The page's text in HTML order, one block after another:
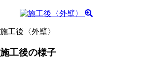
施工後〈外壁〉
施工後の様子